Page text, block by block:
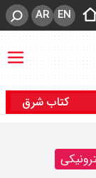
EN
AR
کتاب شرق